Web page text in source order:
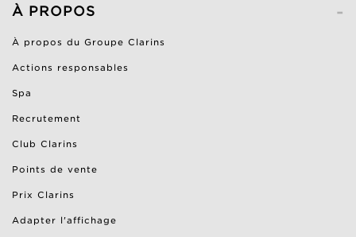
-
À PROPOS
À propos du Groupe Clarins
Actions responsables
Spa
Recrutement
Club Clarins
Points de vente
Prix Clarins
Adapter l'affichage